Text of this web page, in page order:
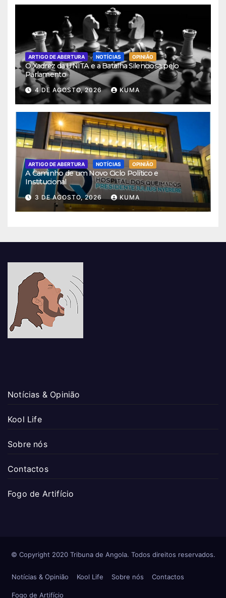
ARTIGO DE ABERTURA NOTÍCIAS OPINIÃO
O Xadrez da UNITA e a Batalha Silenciosa pelo
Parlamento
4 DE AGOSTO, 2026 KUMA
ARTIGO DE ABERTURA NOTÍCIAS OPINIÃO
A Caminho de um Novo Ciclo Político e
Institucional
3 DE AGOSTO, 2026 KUMA
Notícias & Opinião
Kool Life
Sobre nós
Contactos
Fogo de Artifício
© Copyright 2020 Tribuna de Angola. Todos direitos reservados.
Notícias & Opinião Kool Life Sobre nós Contactos
Fogo de Artifício